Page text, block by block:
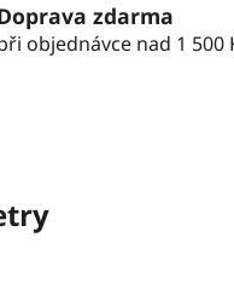
zdarma
objednávce nad 1 500